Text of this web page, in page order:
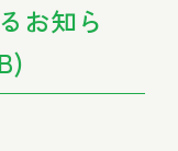
お知ら